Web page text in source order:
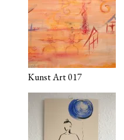
Kunst Art 017